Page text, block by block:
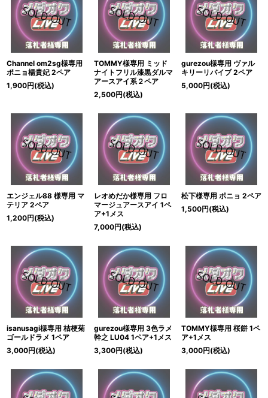
Channel om2sg様専用
ポニョ楊貴妃 2ペア
1,900円(税込)
TOMMY様専用 ミッド
ナイトフリル漆黒ダルマ
アースアイ系２ペア
2,500円(税込)
gurezou様専用 ヴァル
キリーリバイブ 2ペア
5,000円(税込)
エンジェル88 様専用 マ
テリア 2ペア
1,200円(税込)
レオめだか様専用 フロ
マージュアースアイ 1ペ
ア+1メス
7,000円(税込)
松下様専用 ポニョ 2ペア
1,500円(税込)
isanusagi様専用 桔梗菊
ゴールドラメ 1ペア
3,000円(税込)
gurezou様専用 3色ラメ
幹之 LU04 1ペア+1メス
3,300円(税込)
TOMMY様専用 桜餅 1ペ
ア+1メス
3,000円(税込)